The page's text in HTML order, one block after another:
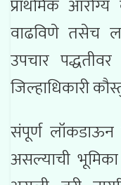
प्राथमिक
वाढविणे तसेच
उपचार
जिल्हाधिकारी
संपूर्ण लॉकडाऊन
असल्याची भूमिका